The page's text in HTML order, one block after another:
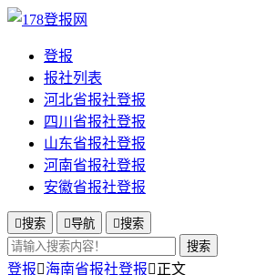
登报
报社列表
河北省报社登报
四川省报社登报
山东省报社登报
河南省报社登报
安徽省报社登报
搜索 导航 搜索
搜索
登报海南省报社登报正文